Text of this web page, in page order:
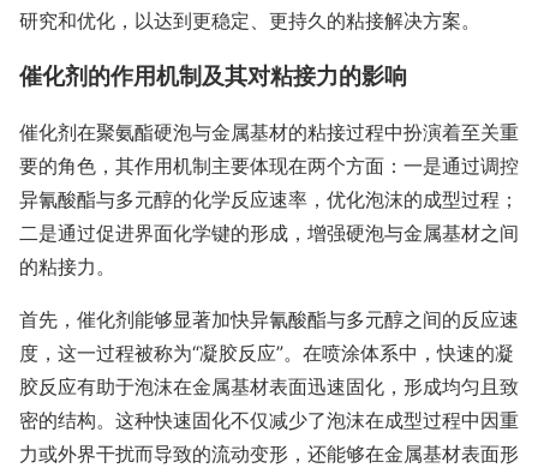
研究和优化，以达到更稳定、更持久的粘接解决方案。
催化剂的作用机制及其对粘接力的影响
催化剂在聚氨酯硬泡与金属基材的粘接过程中扮演着至关重
要的角色，其作用机制主要体现在两个方面：一是通过调控
异氰酸酯与多元醇的化学反应速率，优化泡沫的成型过程；
二是通过促进界面化学键的形成，增强硬泡与金属基材之间
的粘接力。
首先，催化剂能够显著加快异氰酸酯与多元醇之间的反应速
度，这一过程被称为“凝胶反应”。在喷涂体系中，快速的凝
胶反应有助于泡沫在金属基材表面迅速固化，形成均匀且致
密的结构。这种快速固化不仅减少了泡沫在成型过程中因重
力或外界干扰而导致的流动变形，还能够在金属基材表面形